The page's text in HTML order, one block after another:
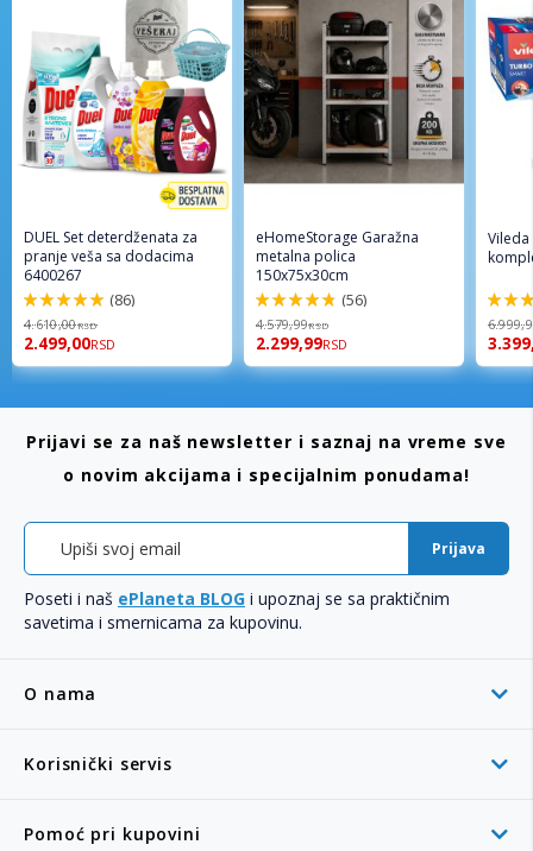
DUEL Set deterdženata za
pranje veša sa dodacima
6400267
98%
(86)
4.610,00RSD
2.499,00RSD
eHomeStorage Garažna
metalna polica
150x75x30cm
96%
(56)
4.579,99RSD
2.299,99RSD
92%
O nama
Korisnički servis
Pomoć pri kupovini
Prijavi se za naš newsletter i saznaj na vreme sve
o novim akcijama i specijalnim ponudama!
Prijava
Poseti i naš ePlaneta BLOG i upoznaj se sa praktičnim
savetima i smernicama za kupovinu.